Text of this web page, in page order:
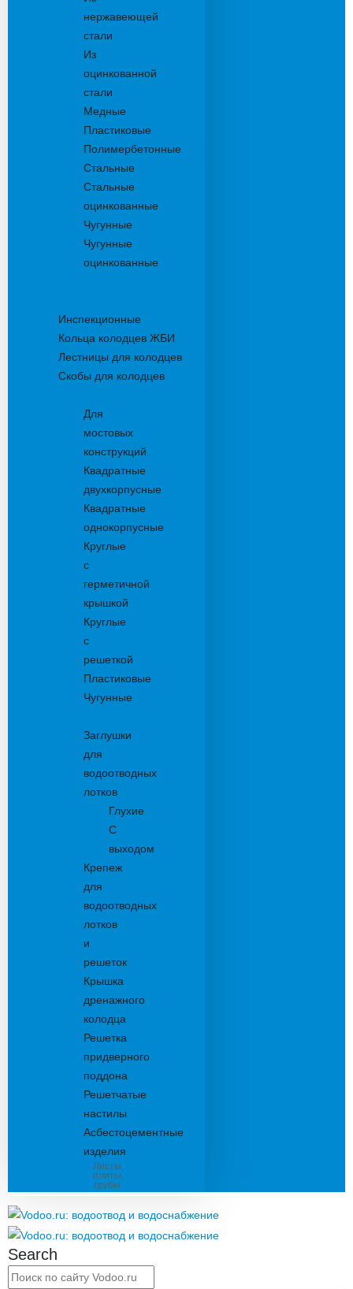
нержавеющей
стали
Из
оцинкованной
стали
Медные
Пластиковые
Полимербетонные
Стальные
Стальные
оцинкованные
Чугунные
Чугунные
оцинкованные
Инспекционные
Кольца колодцев ЖБИ
Лестницы для колодцев
Скобы для колодцев
Для
мостовых
конструкций
Квадратные
двухкорпусные
Квадратные
однокорпусные
Круглые
с
герметичной
крышкой
Круглые
с
решеткой
Пластиковые
Чугунные
Заглушки
для
водоотводных
лотков
Глухие
С
выходом
Крепеж
для
водоотводных
лотков
и
решеток
Крышка
дренажного
колодца
Решетка
придверного
поддона
Решетчатые
настилы
Асбестоцементные
изделия
Листы,
плиты,
трубы
Search